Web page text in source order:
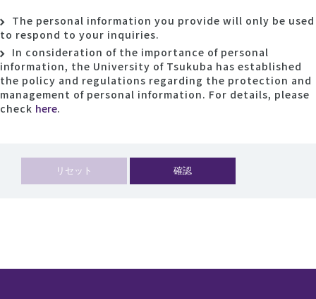
The personal information you provide will only be used
to respond to your inquiries.
In consideration of the importance of personal
information, the University of Tsukuba has established
the policy and regulations regarding the protection and
management of personal information. For details, please
check here.